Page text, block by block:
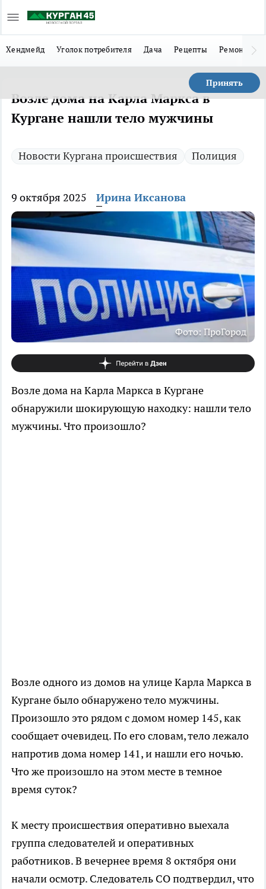
Хендмейд Уголок потребителя Дача Рецепты Ремонт
Принять
Возле дома на Карла Маркса в
Кургане нашли тело мужчины
Новости Кургана происшествия Полиция
9 октября 2025 Ирина Иксанова
Фото: ПроГород
Возле дома на Карла Маркса в Кургане
обнаружили шокирующую находку: нашли тело
мужчины. Что произошло?
Возле одного из домов на улице Карла Маркса в
Кургане было обнаружено тело мужчины.
Произошло это рядом с домом номер 145, как
сообщает очевидец. По его словам, тело лежало
напротив дома номер 141, и нашли его ночью.
Что же произошло на этом месте в темное
время суток?
К месту происшествия оперативно выехала
группа следователей и оперативных
работников. В вечернее время 8 октября они
начали осмотр. Следователь СО подтвердил, что